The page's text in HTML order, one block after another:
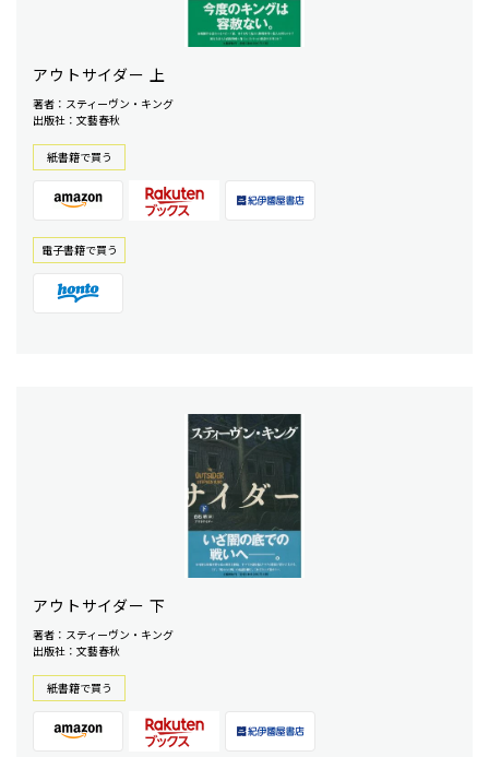
アウトサイダー 上
著者：スティーヴン・キング
出版社：文藝春秋
紙書籍で買う
電⼦書籍で買う
アウトサイダー 下
著者：スティーヴン・キング
出版社：文藝春秋
紙書籍で買う